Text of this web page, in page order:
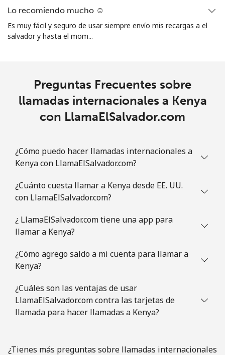
Lo recomiendo mucho ☺️
Es muy fácil y seguro de usar siempre envío mis recargas a el
salvador y hasta el mom...
Preguntas Frecuentes sobre
llamadas internacionales a Kenya
con LlamaElSalvador.com
¿Cómo puedo hacer llamadas internacionales a
Kenya con LlamaElSalvador.com?
¿Cuánto cuesta llamar a Kenya desde EE. UU.
con LlamaElSalvador.com?
¿ LlamaElSalvador.com tiene una app para
llamar a Kenya?
¿Cómo agrego saldo a mi cuenta para llamar a
Kenya?
¿Cuáles son las ventajas de usar
LlamaElSalvador.com contra las tarjetas de
llamada para hacer llamadas a Kenya?
¿Tienes más preguntas sobre llamadas internacionales